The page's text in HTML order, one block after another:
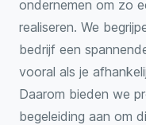
ondernemen om zo
realiseren. We
bedrijf een
vooral als je
Daarom bieden we
begeleiding aan om